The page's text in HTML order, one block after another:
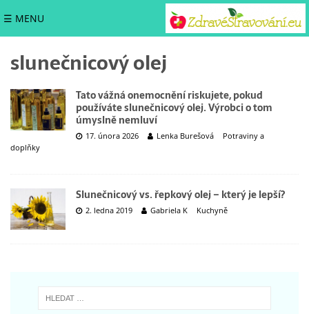
☰ MENU
slunečnicový olej
Tato vážná onemocnění riskujete, pokud
používáte slunečnicový olej. Výrobci o tom
úmyslně nemluví
17. února 2026 Lenka Burešová
Potraviny a
doplňky
Slunečnicový vs. řepkový olej – který je lepší?
2. ledna 2019 Gabriela K Kuchyně